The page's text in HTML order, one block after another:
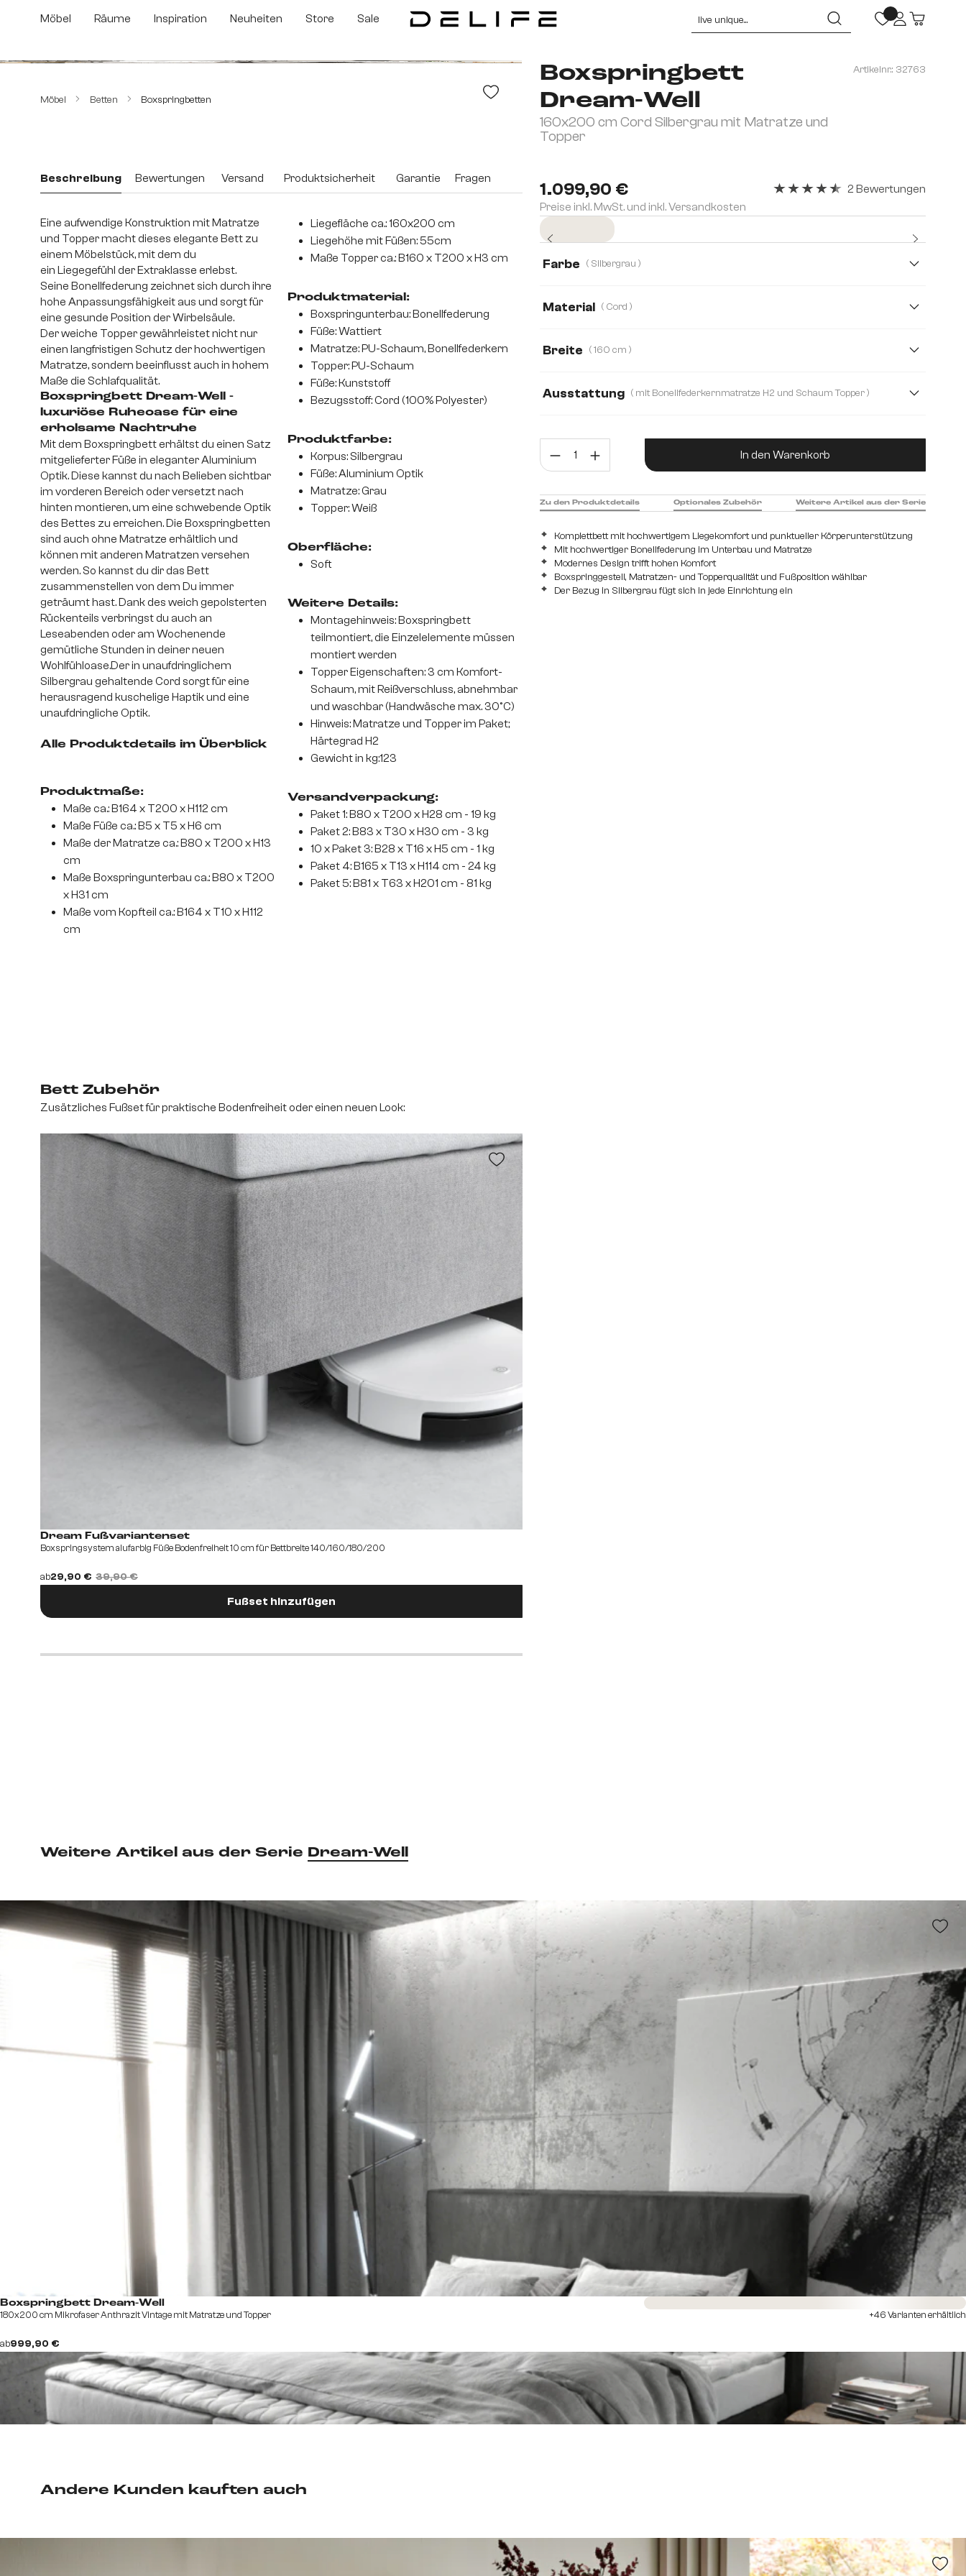
Hauptinhalt springen
Zur Suche springen
Zur Hauptnavigation springen
Möbel Räume Inspiration Neuheiten Store Sale
Möbel Betten Boxspringbetten
Boxspringbett
Dream-Well
160x200 cm Cord Silbergrau mit Matratze und
Topper
Artikelnr.: 32763
1.099,90 €
Preise inkl. MwSt. und inkl. Versandkosten
2 Bewertungen
Farbe ( Silbergrau )
Material ( Cord )
Breite ( 160 cm )
Ausstattung ( mit Bonellfederkernmatratze H2 und Schaum Topper )
mit Taschenfederkernmatratze H2/H3 und Visco Topper
Produkt Anzahl: Gib den gewünschten Wert
In den Warenkorb
Komplettbett mit hochwertigem Liegekomfort und punktueller Körperunterstützung
Mit hochwertiger Bonellfederung im Unterbau und Matratze
Modernes Design trifft hohen Komfort
Boxspringgestell, Matratzen- und Topperqualität und Fußposition wählbar
Der Bezug in Silbergrau fügt sich in jede Einrichtung ein
Zu den Produktdetails Optionales Zubehör Weitere Artikel aus der Serie
Beschreibung Bewertungen Versand Produktsicherheit Garantie Fragen
Eine aufwendige Konstruktion mit Matratze
und Topper macht dieses elegante Bett zu
einem Möbelstück, mit dem du
ein Liegegefühl der Extraklasse erlebst.
Seine Bonellfederung zeichnet sich durch ihre
hohe Anpassungsfähigkeit aus und sorgt für
eine gesunde Position der Wirbelsäule.
Der weiche Topper gewährleistet nicht nur
einen langfristigen Schutz der hochwertigen
Matratze, sondern beeinflusst auch in hohem
Maße die Schlafqualität.
Boxspringbett Dream-Well -
luxuriöse Ruheoase für eine
erholsame Nachtruhe
Mit dem Boxspringbett erhältst du einen Satz
mitgelieferter Füße in eleganter Aluminium
Optik. Diese kannst du nach Belieben sichtbar
im vorderen Bereich oder versetzt nach
hinten montieren, um eine schwebende Optik
des Bettes zu erreichen. Die Boxspringbetten
sind auch ohne Matratze erhältlich und
können mit anderen Matratzen versehen
werden. So kannst du dir das Bett
zusammenstellen von dem Du immer
geträumt hast. Dank des weich gepolsterten
Rückenteils verbringst du auch an
Leseabenden oder am Wochenende
gemütliche Stunden in deiner neuen
Wohlfühloase.Der in unaufdringlichem
Silbergrau gehaltende Cord sorgt für eine
herausragend kuschelige Haptik und eine
unaufdringliche Optik.
Alle Produktdetails im Überblick
Produktmaße:
Maße ca.: B164 x T200 x H112 cm
Maße Füße ca.: B5 x T5 x H6 cm
Maße der Matratze ca.: B80 x T200 x H13
cm
Maße Boxspringunterbau ca.: B80 x T200
x H31 cm
Maße vom Kopfteil ca.: B164 x T10 x H112
cm
Liegefläche ca.: 160x200 cm
Liegehöhe mit Füßen: 55cm
Maße Topper ca.: B160 x T200 x H3 cm
Produktmaterial:
Boxspringunterbau: Bonellfederung
Füße: Wattiert
Matratze: PU-Schaum, Bonellfederkern
Topper: PU-Schaum
Füße: Kunststoff
Bezugsstoff: Cord (100% Polyester)
Produktfarbe:
Korpus: Silbergrau
Füße: Aluminium Optik
Matratze: Grau
Topper: Weiß
Oberfläche:
Soft
Weitere Details:
Montagehinweis: Boxspringbett
teilmontiert, die Einzelelemente müssen
montiert werden
Topper Eigenschaften: 3 cm Komfort-
Schaum, mit Reißverschluss, abnehmbar
und waschbar (Handwäsche max. 30°C)
Hinweis: Matratze und Topper im Paket;
Härtegrad H2
Gewicht in kg:123
Versandverpackung:
Paket 1: B80 x T200 x H28 cm - 19 kg
Paket 2: B83 x T30 x H30 cm - 3 kg
10 x Paket 3: B28 x T16 x H5 cm - 1 kg
Paket 4: B165 x T13 x H114 cm - 24 kg
Paket 5: B81 x T63 x H201 cm - 81 kg
Bett Zubehör
Zusätzliches Fußset für praktische Bodenfreiheit oder einen neuen Look:
Dream Fußvariantenset
Boxspringsystem alufarbig Füße Bodenfreiheit 10 cm für Bettbreite 140/160/180/200
ab29,90 € 39,90 €
Fußset hinzufügen
Andere Kunden kauften auch
Weitere Artikel aus der Serie Dream-Well
Boxspringbett Dream-Well
180x200 cm Mikrofaser Anthrazit Vintage mit Matratze und Topper
ab999,90 €
Sofort versandfertig
+46 Varianten erhältlich